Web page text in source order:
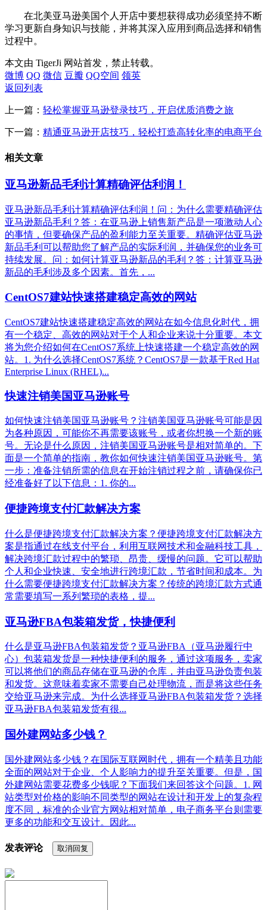
在北美亚马逊美国个人开店中要想获得成功必须坚持不断
学习更新自身知识与技能，并将其深入应用到商品选择和销售
过程中。
本文由 TigerJi 网站首发，禁止转载。
微博 QQ 微信 豆瓣 QQ空间 领英
返回列表
上一篇： 轻松掌握亚马逊登录技巧，开启优质消费之旅
下一篇： 精通亚马逊开店技巧，轻松打造高转化率的电商平台
相关文章
亚马逊新品毛利计算精确评估利润！
亚马逊新品毛利计算精确评估利润！问：为什么需要精确评估
亚马逊新品毛利？答：在亚马逊上销售新产品是一项激动人心
的事情，但要确保产品的盈利能力至关重要。精确评估亚马逊
新品毛利可以帮助您了解产品的实际利润，并确保您的业务可
持续发展。问：如何计算亚马逊新品的毛利？答：计算亚马逊
新品的毛利涉及多个因素。首先，...
CentOS7建站快速搭建稳定高效的网站
CentOS7建站快速搭建稳定高效的网站在如今信息化时代，拥
有一个稳定、高效的网站对于个人和企业来说十分重要。本文
将为您介绍如何在CentOS7系统上快速搭建一个稳定高效的网
站。1. 为什么选择CentOS7系统？CentOS7是一款基于Red Hat
Enterprise Linux (RHEL)...
快速注销美国亚马逊账号
如何快速注销美国亚马逊账号？注销美国亚马逊账号可能是因
为各种原因，可能你不再需要该账号，或者你想换一个新的账
号。无论是什么原因，注销美国亚马逊账号是相对简单的。下
面是一个简单的指南，教你如何快速注销美国亚马逊账号。第
一步：准备注销所需的信息在开始注销过程之前，请确保你已
经准备好了以下信息：1. 你的...
便捷跨境支付汇款解决方案
什么是便捷跨境支付汇款解决方案？便捷跨境支付汇款解决方
案是指通过在线支付平台，利用互联网技术和金融科技工具，
解决跨境汇款过程中的繁琐、昂贵、缓慢的问题。它可以帮助
个人和企业快速、安全地进行跨境汇款，节省时间和成本。为
什么需要便捷跨境支付汇款解决方案？传统的跨境汇款方式通
常需要填写一系列繁琐的表格，提...
亚马逊FBA包装箱发货，快捷便利
什么是亚马逊FBA包装箱发货？亚马逊FBA（亚马逊履行中
心）包装箱发货是一种快捷便利的服务，通过这项服务，卖家
可以将他们的商品存储在亚马逊的仓库，并由亚马逊负责包装
和发货。这意味着卖家不需要自己处理物流，而是将这些任务
交给亚马逊来完成。为什么选择亚马逊FBA包装箱发货？选择
亚马逊FBA包装箱发货有很...
国外建网站多少钱？
国外建网站多少钱？在国际互联网时代，拥有一个精美且功能
全面的网站对于企业、个人影响力的提升至关重要。但是，国
外建网站需要花费多少钱呢？下面我们来回答这个问题。1. 网
站类型对价格的影响不同类型的网站在设计和开发上的复杂程
度不同，标准的企业官方网站相对简单，电子商务平台则需要
更多的功能和交互设计。因此...
发表评论 取消回复